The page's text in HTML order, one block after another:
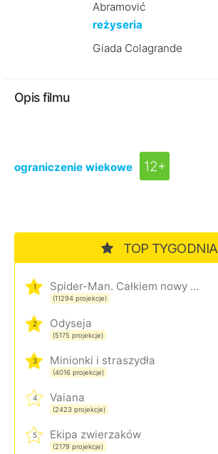
Abramović
reżyseria
Giada Colagrande
Opis filmu
ograniczenie wiekowe 12+
TOP TYGODNIA
1 Spider-Man. Całkiem nowy dzień
(11294 projekcje)
2 Odyseja
(5175 projekcje)
3 Minionki i straszydła
(4016 projekcje)
4 Vaiana
(2423 projekcje)
5 Ekipa zwierzaków
(2179 projekcje)